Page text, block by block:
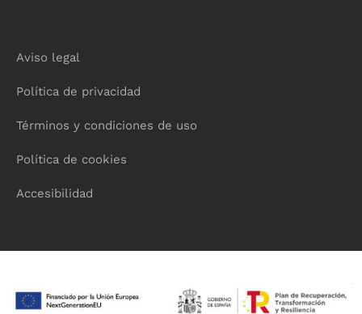
Aviso legal
Política de privacidad
Términos y condiciones de uso
Política de cookies
Accesibilidad